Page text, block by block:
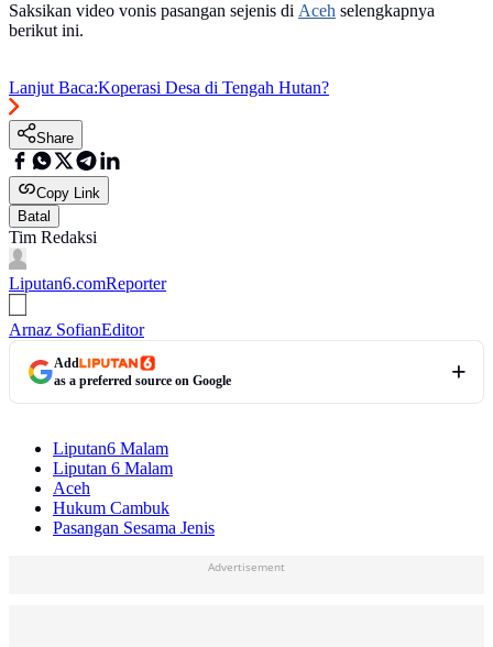
Saksikan video vonis pasangan sejenis di Aceh selengkapnya
berikut ini.
Lanjut Baca:Koperasi Desa di Tengah Hutan?
Share
Copy Link
Batal
Tim Redaksi
Liputan6.comReporter
Arnaz SofianEditor
Add
as a preferred source on Google
Liputan6 Malam
Liputan 6 Malam
Aceh
Hukum Cambuk
Pasangan Sesama Jenis
Advertisement